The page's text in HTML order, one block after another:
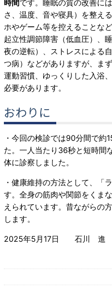
時間です。睡眠の質の改善に
さ、温度、音や寝具）を整え
ホやゲーム等を控えることな
起立性調節障害（低血圧）、
夜の逆転）、ストレスによる
つ病）などがありますが、ま
運動習慣、ゆっくりした入浴
必要があります。
おわりに
・今回の検診では90分間で約
た。一人当たり36秒と短時間
体に診察しました。
・健康維持の方法として、「
す。全身の筋肉や関節をくま
えられています。昔ながらの
します。
2025年5月17日 石川 進